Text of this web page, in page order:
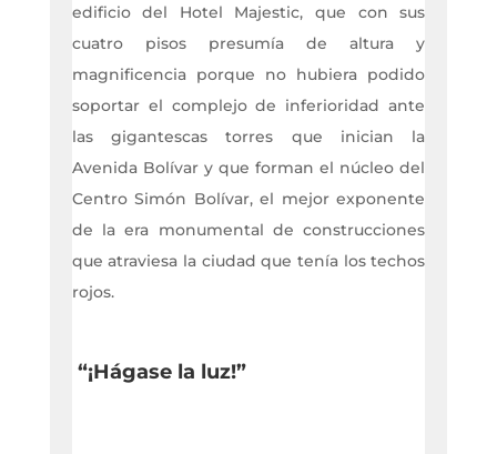
edificio del Hotel Majestic, que con sus
cuatro pisos presumía de altura y
magnificencia porque no hubiera podido
soportar el complejo de inferioridad ante
las gigantescas torres que inician la
Avenida Bolívar y que forman el núcleo del
Centro Simón Bolívar, el mejor exponente
de la era monumental de construcciones
que atraviesa la ciudad que tenía los techos
rojos.
“¡Hágase la luz!”